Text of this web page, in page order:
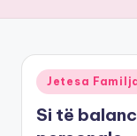
Posted
in
Jetesa
Si të